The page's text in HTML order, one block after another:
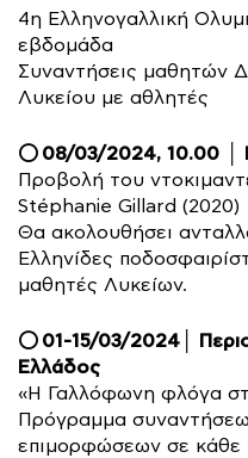
4η Ελληνογαλλική
εβδομάδα
Συναντήσεις μαθητών
Λυκείου με αθλητές
⭕ 08/03/2024, 10.00 │
Προβολή του
Stéphanie Gillard (2020)
Θα ακολουθήσει
Ελληνίδες
μαθητές Λυκείων.
⭕ 01-15/03/2024│
Ελλάδος
«Η Γαλλόφωνη φλόγα
Πρόγραμμα
επιμορφώσεων σε κάθε